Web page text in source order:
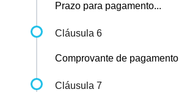
Prazo para pagamento...
Cláusula 6
Comprovante de pagamento
Cláusula 7